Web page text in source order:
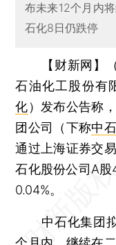
布未来12个月内
石化8日仍跌停
【财新网】
石油化工股份有
化）发布公告称
团公司（下称中
通过上海证券交
石化股份公司A
0.04%。
中石化集团拟